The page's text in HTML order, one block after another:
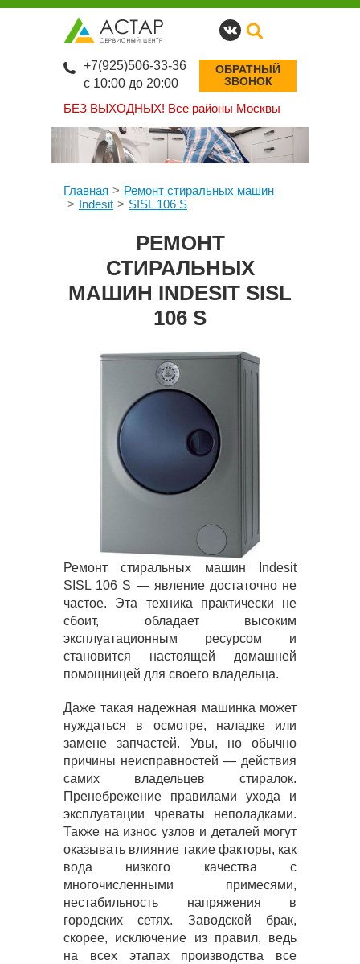
БЕЗ ВЫХОДНЫХ! Все районы Москвы
+7(925)506-33-36
с 10:00 до 20:00
ОБРАТНЫЙ
ЗВОНОК
Главная
Ремонт стиральных машин
Indesit
SISL 106 S
РЕМОНТ
СТИРАЛЬНЫХ
МАШИН INDESIT SISL
106 S
Ремонт стиральных машин Indesit
SISL 106 S — явление достаточно не
частое. Эта техника практически не
сбоит, обладает высоким
эксплуатационным ресурсом и
становится настоящей домашней
помощницей для своего владельца.
Даже такая надежная машинка может
нуждаться в осмотре, наладке или
замене запчастей. Увы, но обычно
причины неисправностей — действия
самих владельцев стиралок.
Пренебрежение правилами ухода и
эксплуатации чреваты неполадками.
Также на износ узлов и деталей могут
оказывать влияние такие факторы, как
вода низкого качества с
многочисленными примесями,
нестабильность напряжения в
городских сетях. Заводской брак,
скорее, исключение из правил, ведь
на всех этапах производства все